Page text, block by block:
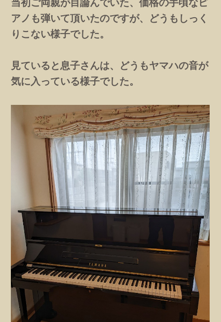
アノも弾いて頂いたのですが、どうもしっく
りこない様子でした。
見ていると息子さんは、どうもヤマハの音が
気に入っている様子でした。